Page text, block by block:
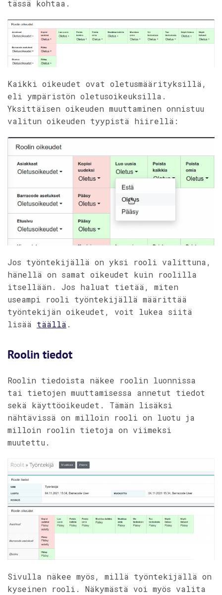
tässä kohtaa.
Kaikki oikeudet ovat oletusmäärityksillä,
eli ympäristön oletusoikeuksilla.
Yksittäisen oikeuden muuttaminen onnistuu
valitun oikeuden tyypistä hiirellä:
Jos työntekijällä on yksi rooli valittuna,
hänellä on samat oikeudet kuin roolilla
itsellään. Jos haluat tietää, miten
useampi rooli työntekijällä määrittää
työntekijän oikeudet, voit lukea siitä
lisää täällä .
Roolin tiedot
Roolin tiedoista näkee roolin luonnissa
tai tietojen muuttamisessa annetut tiedot
sekä käyttöoikeudet. Tämän lisäksi
nähtävissä on milloin rooli on luotu ja
milloin roolin tietoja on viimeksi
muutettu.
Sivulla näkee myös, millä työntekijällä on
kyseinen rooli. Näkymästä voi myös valita